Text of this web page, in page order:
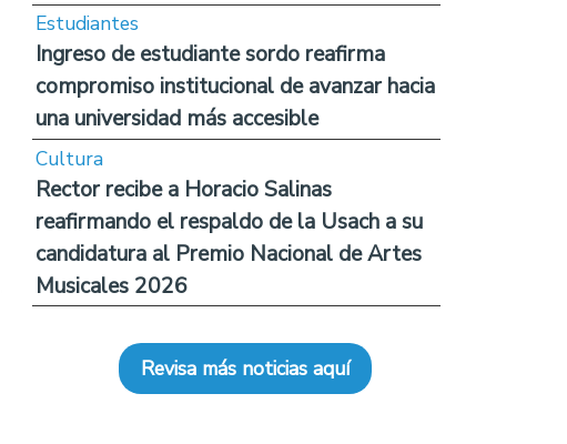
Estudiantes
Ingreso de estudiante sordo reafirma
compromiso institucional de avanzar hacia
una universidad más accesible
Cultura
Rector recibe a Horacio Salinas
reafirmando el respaldo de la Usach a su
candidatura al Premio Nacional de Artes
Musicales 2026
Revisa más noticias aquí